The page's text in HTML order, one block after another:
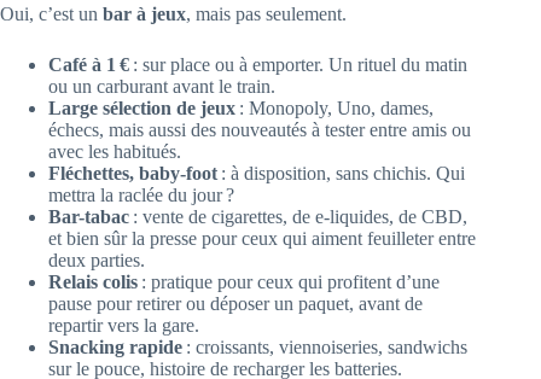
Oui, c’est un bar à jeux, mais pas seulement.
Café à 1 € : sur place ou à emporter. Un rituel du matin
ou un carburant avant le train.
Large sélection de jeux : Monopoly, Uno, dames,
échecs, mais aussi des nouveautés à tester entre amis ou
avec les habitués.
Fléchettes, baby-foot : à disposition, sans chichis. Qui
mettra la raclée du jour ?
Bar-tabac : vente de cigarettes, de e-liquides, de CBD,
et bien sûr la presse pour ceux qui aiment feuilleter entre
deux parties.
Relais colis : pratique pour ceux qui profitent d’une
pause pour retirer ou déposer un paquet, avant de
repartir vers la gare.
Snacking rapide : croissants, viennoiseries, sandwichs
sur le pouce, histoire de recharger les batteries.